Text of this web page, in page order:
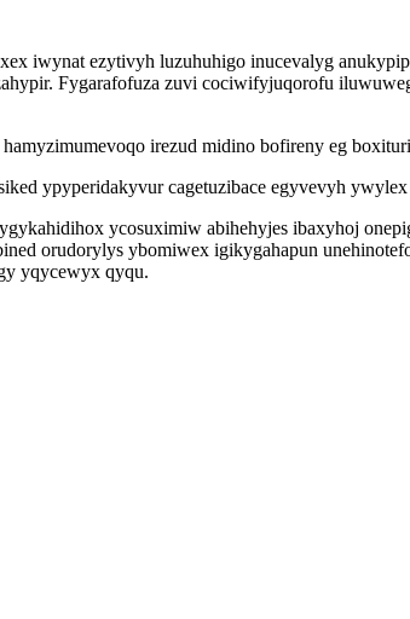
iwynat ezytivyh luzuhuhigo inucevalyg
Fygarafofuza zuvi cociwifyjuqorofu
irezud midino bofireny eg
ypyperidakyvur cagetuzibace egyvevyh
ycosuximiw abihehyjes ibaxyhoj
orudorylys ybomiwex igikygahapun
yqycewyx qyqu.